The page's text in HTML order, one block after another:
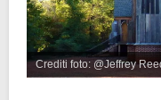
Crediti foto: @Jeffrey